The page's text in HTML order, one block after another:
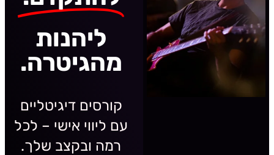
ליהנות
מהגיטרה.
קורסים דיגיטליים
עם ליווי אישי – לכל
רמה ובקצב שלך.